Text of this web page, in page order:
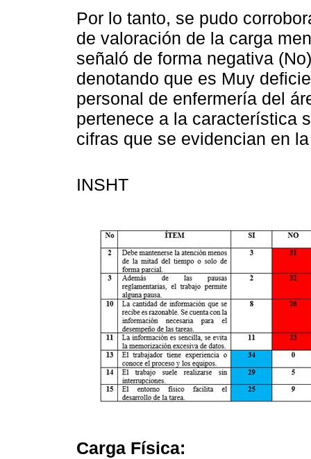
Por lo tanto, se pudo
de valoración de la carga
señaló de forma negativa
denotando que es Muy
personal de enfermería del
pertenece a la característica
cifras que se evidencian en
INSHT
Carga Física: